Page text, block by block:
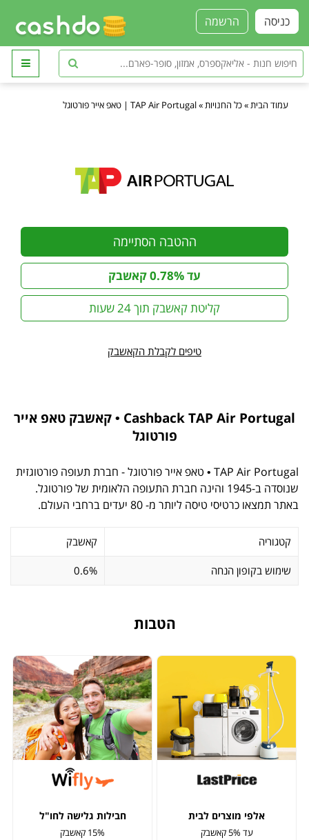
הרשמה כניסה
עמוד הבית »כל החנויות »TAP Air Portugal | טאפ אייר פורטוגל
ההטבה הסתיימה
עד 0.78% קאשבק
קליטת קאשבק תוך 24 שעות
טיפים לקבלת הקאשבק
Cashback TAP Air Portugal • קאשבק טאפ אייר
פורטוגל
TAP Air Portugal • טאפ אייר פורטוגל - חברת תעופה פורטוגזית
שנוסדה ב-1945 והינה חברת התעופה הלאומית של פורטוגל.
באתר תמצאו כרטיסי טיסה ליותר מ- 80 יעדים ברחבי העולם.
קטגוריה קאשבק
שימוש בקופון הנחה 0.6%
הטבות
אלפי מוצרים לבית
עד 5% קאשבק
חבילות גלישה לחו"ל
15% קאשבק